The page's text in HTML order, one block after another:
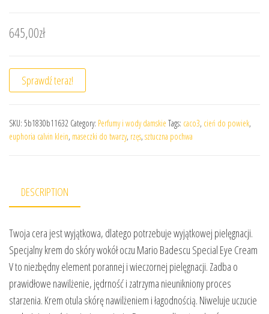
645,00zł
Sprawdź teraz!
SKU: 5b1830b11632 Category: Perfumy i wody damskie Tags: caco3, cień do powiek,
euphoria calvin klein, maseczki do twarzy, rzęs, sztuczna pochwa
DESCRIPTION
Twoja cera jest wyjątkowa, dlatego potrzebuje wyjątkowej pielęgnacji.
Specjalny krem ​​do skóry wokół oczu Mario Badescu Special Eye Cream
V to niezbędny element porannej i wieczornej pielęgnacji. Zadba o
prawidłowe nawilżenie, jędrność i zatrzyma nieunikniony proces
starzenia. Krem otula skórę nawilżeniem i łagodnością. Niweluje uczucie